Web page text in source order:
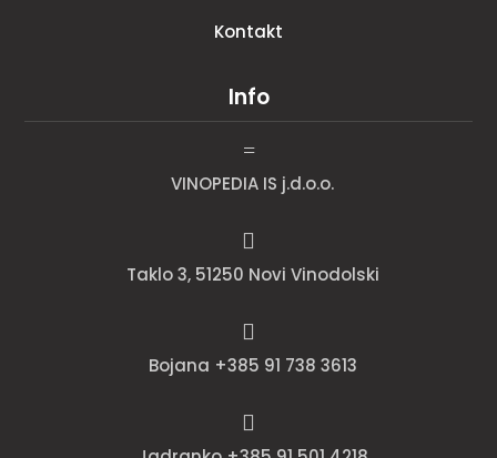
Kontakt
Info
=
VINOPEDIA IS j.d.o.o.

Taklo 3, 51250 Novi Vinodolski

Bojana +385 91 738 3613
